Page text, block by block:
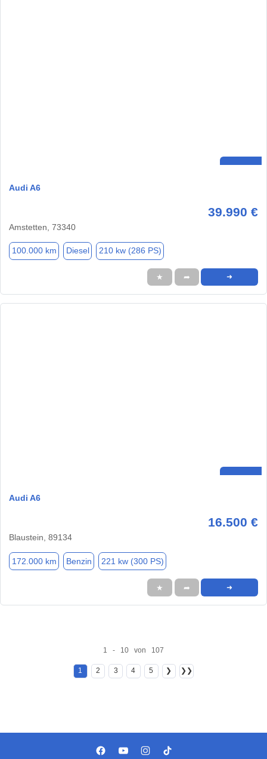
Audi A6
39.990 €
Amstetten, 73340
100.000 km Diesel 210 kw (286 PS)
★ ➦ ➜
Audi A6
16.500 €
Blaustein, 89134
172.000 km Benzin 221 kw (300 PS)
★ ➦ ➜
1 - 10 von 107
1 2 3 4 5 ❯ ❯❯